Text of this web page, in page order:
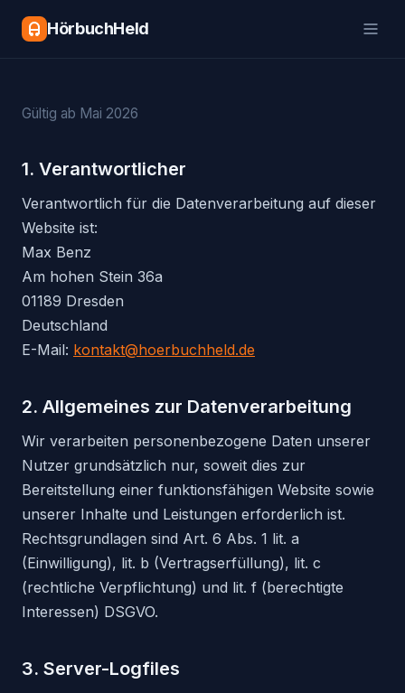
HörbuchHeld
Gültig ab Mai 2026
1. Verantwortlicher
Verantwortlich für die Datenverarbeitung auf dieser
Website ist:
Max Benz
Am hohen Stein 36a
01189 Dresden
Deutschland
E-Mail: kontakt@hoerbuchheld.de
2. Allgemeines zur Datenverarbeitung
Wir verarbeiten personenbezogene Daten unserer
Nutzer grundsätzlich nur, soweit dies zur
Bereitstellung einer funktionsfähigen Website sowie
unserer Inhalte und Leistungen erforderlich ist.
Rechtsgrundlagen sind Art. 6 Abs. 1 lit. a
(Einwilligung), lit. b (Vertragserfüllung), lit. c
(rechtliche Verpflichtung) und lit. f (berechtigte
Interessen) DSGVO.
3. Server-Logfiles